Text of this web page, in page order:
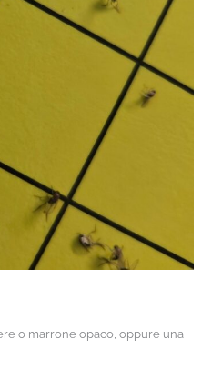
o marrone opaco, oppure una